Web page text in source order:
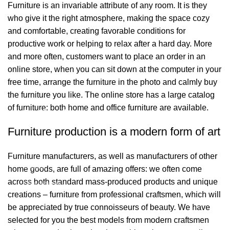
Furniture is an invariable attribute of any room. It is they
who give it the right atmosphere, making the space cozy
and comfortable, creating favorable conditions for
productive work or helping to relax after a hard day. More
and more often, customers want to place an order in an
online store, when you can sit down at the computer in your
free time, arrange the furniture in the photo and calmly buy
the furniture you like. The online store has a large catalog
of furniture: both home and office furniture are available.
Furniture production is a modern form of art
Furniture manufacturers, as well as manufacturers of other
home goods, are full of amazing offers: we often come
across both standard mass-produced products and unique
creations – furniture from professional craftsmen, which will
be appreciated by true connoisseurs of beauty. We have
selected for you the best models from modern craftsmen
Bağlantılar
İletişim
Showrooms
2026 Eymen Yağız Mobilya Tüm Haklar Saklıdır.
Web Designer Akbulut Creative